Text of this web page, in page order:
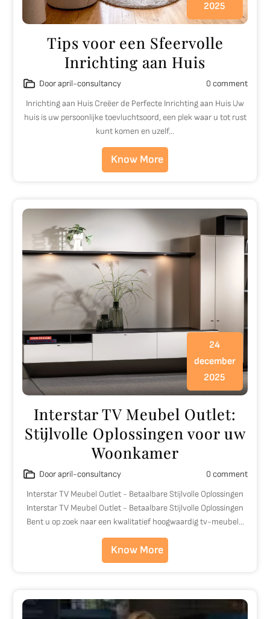
2025
Tips voor een Sfeervolle
Inrichting aan Huis
Door april-consultancy
0 comment
Inrichting aan Huis Creëer de Perfecte Inrichting aan Huis Uw
huis is uw persoonlijke toevluchtsoord, een plek waar u tot rust
kunt komen en uzelf…
Know More
24
december
2025
Interstar TV Meubel Outlet:
Stijlvolle Oplossingen voor uw
Woonkamer
Door april-consultancy
0 comment
Interstar TV Meubel Outlet - Betaalbare Stijlvolle Oplossingen
Interstar TV Meubel Outlet - Betaalbare Stijlvolle Oplossingen
Bent u op zoek naar een kwalitatief hoogwaardig tv-meubel…
Know More